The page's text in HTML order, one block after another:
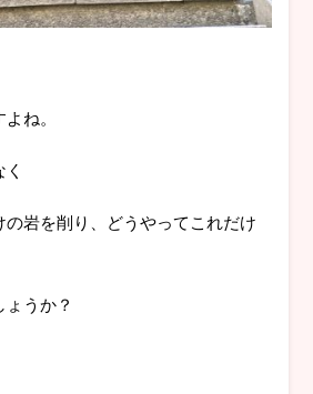
ね。
の岩を削り、どうやってこれだけ
うか？